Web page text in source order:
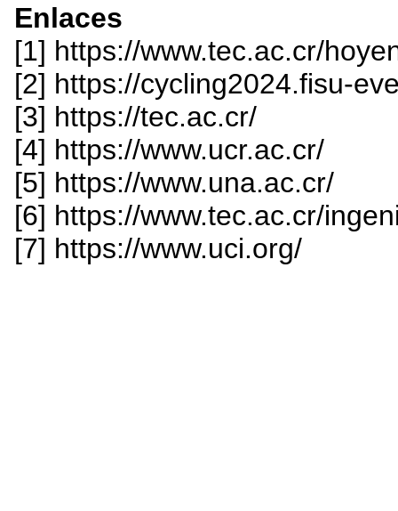
Enlaces
[1] https://www.tec.ac.cr/
[2] https://cycling2024.fisu-
[3] https://tec.ac.cr/
[4] https://www.ucr.ac.cr/
[5] https://www.una.ac.cr/
[6] https://www.tec.ac.cr/
[7] https://www.uci.org/